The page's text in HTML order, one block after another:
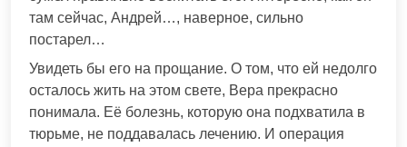
там сейчас, Андрей…, наверное, сильно
постарел…
Увидеть бы его на прощание. О том, что ей недолго
осталось жить на этом свете, Вера прекрасно
понимала. Её болезнь, которую она подхватила в
тюрьме, не поддавалась лечению. И операция